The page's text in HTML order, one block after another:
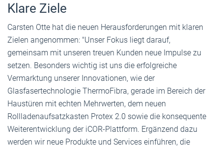
Klare Ziele
Carsten Otte hat die neuen Herausforderungen mit klaren
Zielen angenommen: "Unser Fokus liegt darauf,
gemeinsam mit unseren treuen Kunden neue Impulse zu
setzen. Besonders wichtig ist uns die erfolgreiche
Vermarktung unserer Innovationen, wie der
Glasfasertechnologie ThermoFibra, gerade im Bereich der
Haustüren mit echten Mehrwerten, dem neuen
Rollladenaufsatzkasten Protex 2.0 sowie die konsequente
Weiterentwicklung der iCOR-Plattform. Ergänzend dazu
werden wir neue Produkte und Services einführen, die